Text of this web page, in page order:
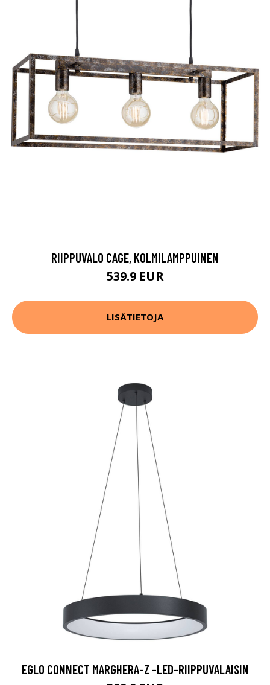
RIIPPUVALO CAGE, KOLMILAMPPUINEN
539.9 EUR
LISÄTIETOJA
EGLO CONNECT MARGHERA-Z -LED-RIIPPUVALAISIN